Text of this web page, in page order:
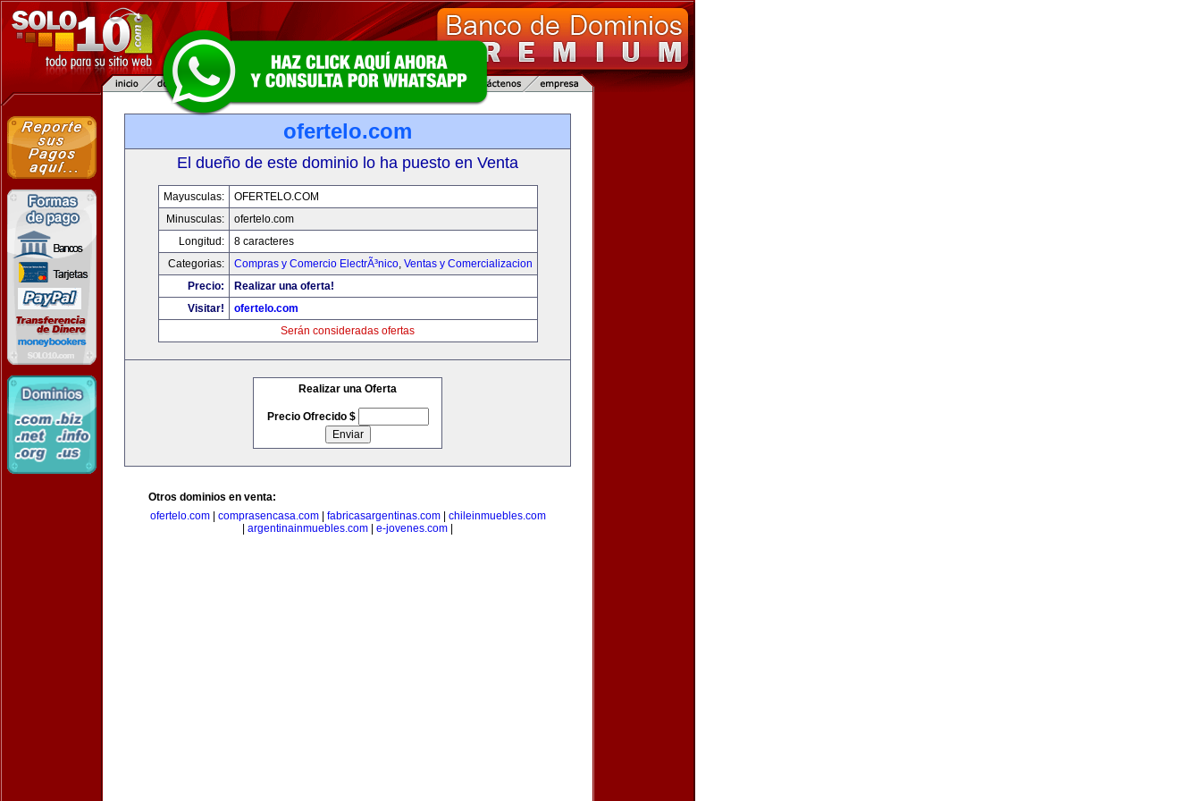
ofertelo.com
El dueño de este dominio lo ha puesto en Venta
Mayusculas:
OFERTELO.COM
Minusculas:
ofertelo.com
Longitud:
8 caracteres
Categorias:
Compras y Comercio ElectrÃ³nico, Ventas y Comercializacion
Precio:
Realizar una oferta!
Visitar!
ofertelo.com
Serán consideradas ofertas
Realizar una Oferta
Precio Ofrecido $
Otros dominios en venta:
ofertelo.com| comprasencasa.com| fabricasargentinas.com| chileinmuebles.com
argentinainmuebles.com e-jovenes.com